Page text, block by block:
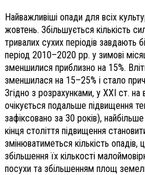
Найважливіші опади для всіх
жовтень. Збільшується кількість
тривалих сухих періодів завдають
період 2010–2020 рр. у зимові
зменшилися приблизно на 15%.
зменшилася на 15–25% і стало
Згідно з розрахунками, у XXI ст. на
очікується подальше підвищення
зафіксовано за 30 років),
кінця століття підвищення
змінюватиметься кількість опадів,
збільшення їх кількості
посухи та збільшенням площ